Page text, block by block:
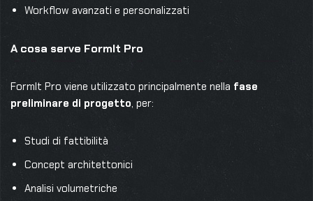
Workflow avanzati e personalizzati
A cosa serve FormIt Pro
FormIt Pro viene utilizzato principalmente nella fase
preliminare di progetto, per:
Studi di fattibilità
Concept architettonici
Analisi volumetriche